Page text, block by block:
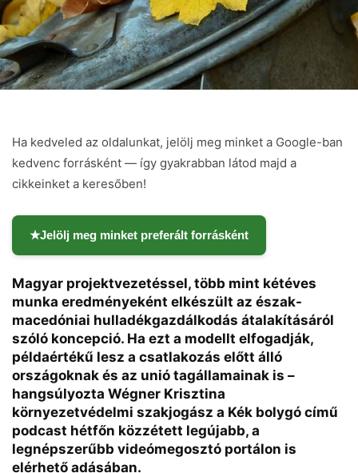
Ha kedveled az oldalunkat, jelölj meg minket a Google-ban
kedvenc forrásként — így gyakrabban látod majd a
cikkeinket a keresőben!
★Jelölj meg minket preferált forrásként
Magyar projektvezetéssel, több mint kétéves
munka eredményeként elkészült az észak-
macedóniai hulladékgazdálkodás átalakításáról
szóló koncepció. Ha ezt a modellt elfogadják,
példaértékű lesz a csatlakozás előtt álló
országoknak és az unió tagállamainak is –
hangsúlyozta Wégner Krisztina
környezetvédelmi szakjogász a Kék bolygó című
podcast hétfőn közzétett legújabb, a
legnépszerűbb videómegosztó portálon is
elérhető adásában.